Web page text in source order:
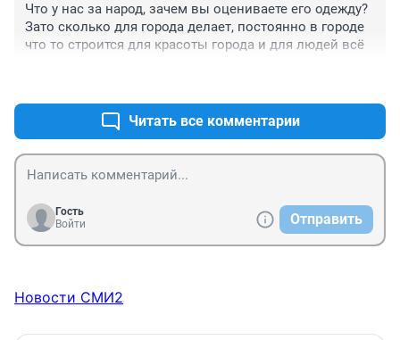
Что у нас за народ, зачем вы оцениваете его одежду?
Зато сколько для города делает, постоянно в городе
что то строится для красоты города и для людей всё
Читать все комментарии
Гость
Войти
Отправить
Новости СМИ2